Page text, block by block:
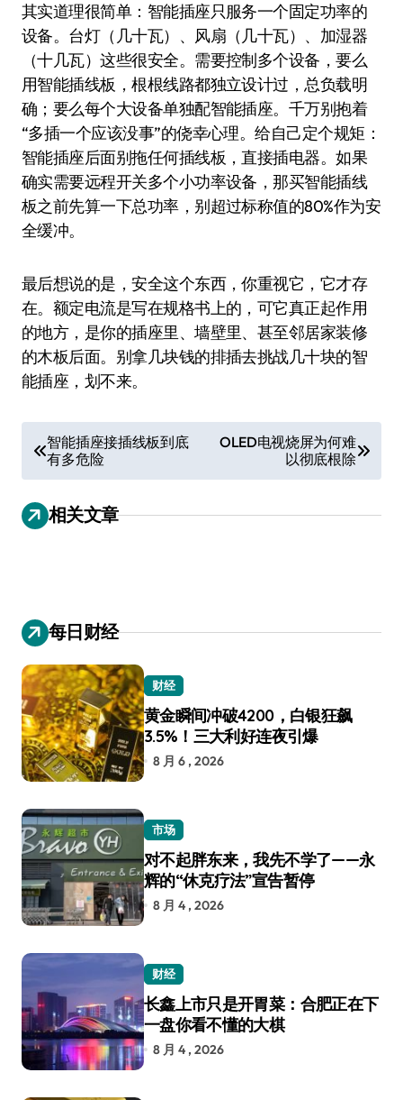
其实道理很简单：智能插座只服务一个固定功率的
设备。台灯（几十瓦）、风扇（几十瓦）、加湿器
（十几瓦）这些很安全。需要控制多个设备，要么
用智能插线板，根根线路都独立设计过，总负载明
确；要么每个大设备单独配智能插座。千万别抱着
“多插一个应该没事”的侥幸心理。给自己定个规矩：
智能插座后面别拖任何插线板，直接插电器。如果
确实需要远程开关多个小功率设备，那买智能插线
板之前先算一下总功率，别超过标称值的80%作为安
全缓冲。
最后想说的是，安全这个东西，你重视它，它才存
在。额定电流是写在规格书上的，可它真正起作用
的地方，是你的插座里、墙壁里、甚至邻居家装修
的木板后面。别拿几块钱的排插去挑战几十块的智
能插座，划不来。
章
导
航
智能插座接插线板到底
有多危险
OLED电视烧屏为何难
以彻底根除
相关文章
每日财经
财经
黄金瞬间冲破4200，白银狂飙
3.5%！三大利好连夜引爆
8 月 6 , 2026
市场
对不起胖东来，我先不学了——永
辉的“休克疗法”宣告暂停
8 月 4 , 2026
财经
长鑫上市只是开胃菜：合肥正在下
一盘你看不懂的大棋
8 月 4 , 2026